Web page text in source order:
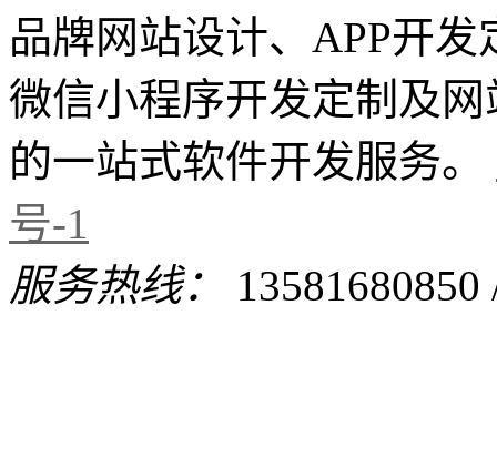
品牌网站设计、APP开
微信小程序开发定制及
的一站式软件开发服务。
号-1
服务热线：